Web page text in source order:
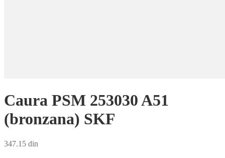
Caura PSM 253030 A51
(bronzana) SKF
347.15 din